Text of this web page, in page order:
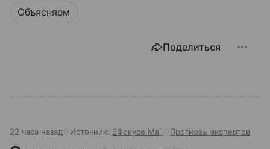
Объясняем
Поделиться
22 часа назад Источник: ВФокусе Mail Прогнозы экспертов